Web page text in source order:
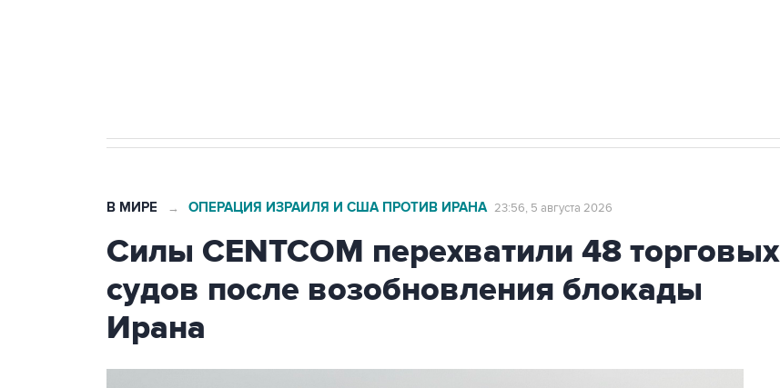
В МИРЕ → ОПЕРАЦИЯ ИЗРАИЛЯ И США ПРОТИВ ИРАНА 23:56, 5 августа 2026
Силы CENTCOM перехватили 48 торговых
судов после возобновления блокады
Ирана